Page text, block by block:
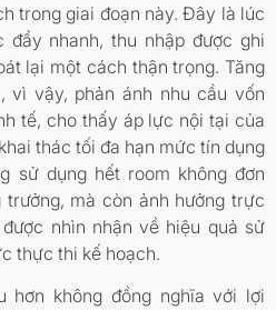
trong giai đoạn này. Đây là lúc
đẩy nhanh, thu nhập được ghi
lại một cách thận trọng. Tăng
vì vậy, phản ánh nhu cầu vốn
tế, cho thấy áp lực nội tại của
thác tối đa hạn mức tín dụng
sử dụng hết room không đơn
mà còn ảnh hưởng trực
nhìn nhận về hiệu quả sử
thực thi kế hoạch.
hơn không đồng nghĩa với lợi